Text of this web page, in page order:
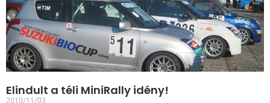
Elindult a téli MiniRally idény!
2010/11/03